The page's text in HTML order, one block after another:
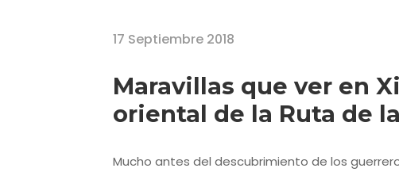
17 Septiembre 2018
Maravillas que ver en
oriental de la Ruta de
Mucho antes del descubrimiento de los